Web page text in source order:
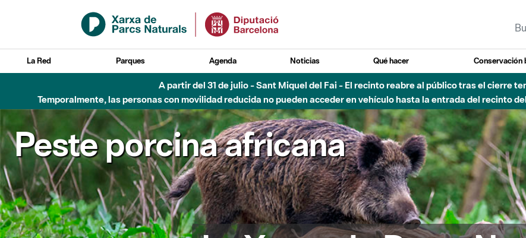
Saltar al contenido principal
La Red Parques Agenda Noticias Qué hacer Conservación
A partir del 31 de julio - Sant Miquel del Fai - El recinto reabre al público tras el cierre
Temporalmente, las personas con movilidad reducida no pueden acceder en vehículo hasta la entrada del recinto
Peste porcina africana